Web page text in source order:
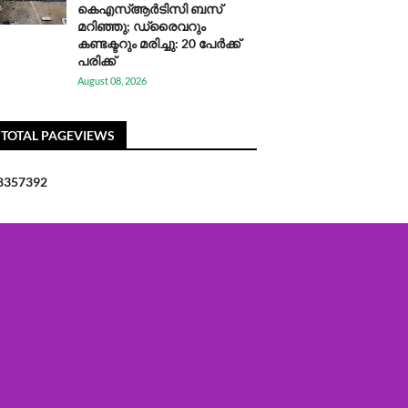
കെഎസ്ആര്‍ടിസി ബസ്
മറിഞ്ഞു; ഡ്രൈവറും
കണ്ടക്ടറും മരിച്ചു: 20 പേര്‍ക്ക്
പരിക്ക്
August 08, 2026
TOTAL PAGEVIEWS
357392